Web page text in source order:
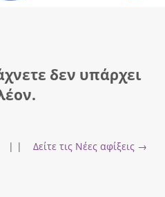
δεν υπάρχει
| | Δείτε τις Νέες αφίξεις →